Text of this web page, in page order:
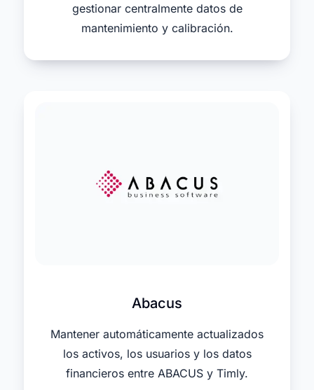
gestionar centralmente datos de
mantenimiento y calibración.
Abacus
Mantener automáticamente actualizados
los activos, los usuarios y los datos
financieros entre ABACUS y Timly.